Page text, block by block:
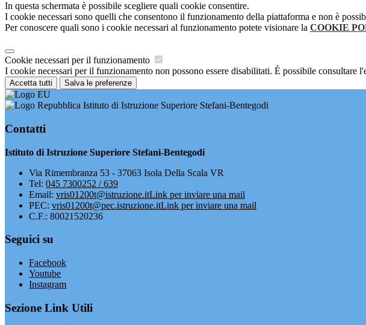
In questa schermata è possibile scegliere quali cookie consentire.
I cookie necessari sono quelli che consentono il funzionamento della piattaforma e non è
Per conoscere quali sono i cookie necessari al funzionamento potete visionare la COOKIE
Cookie necessari per il funzionamento
I cookie necessari per il funzionamento non possono essere disabilitati. È possibile consultare
Accetta tutti Salva le preferenze
Istituto di Istruzione Superiore Stefani-Bentegodi
Contatti
Istituto di Istruzione Superiore Stefani-Bentegodi
Via Rimembranza 53 - 37063 Isola Della Scala VR
Tel: 045 7300252 / 639
Email: vris01200t@istruzione.itLink per inviare una mail
PEC: vris01200t@pec.istruzione.itLink per inviare una mail
C.F.: 80021520236
Seguici su
Facebook
Youtube
Instagram
Sezione Link Utili